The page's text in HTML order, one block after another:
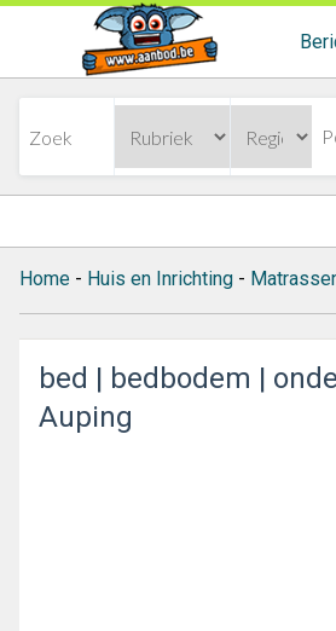
Home - Huis en Inrichting -
bed | bedbodem |
Auping